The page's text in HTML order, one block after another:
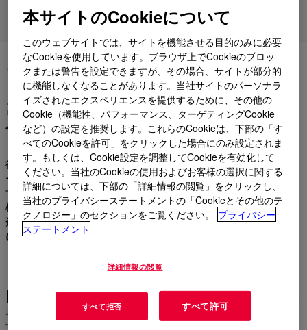
各種サポート
プラスチックのリサイクルに
おける高品質洗浄の意味を再
定義する
循環型経済への移行を可能にするために、廃棄物バリューチェ
ーンでは、リサイクル製品の品質と一貫性の向上が要求されま
す。EVOWASH™ メカニカルリサイクル補助剤は、優れた PCR
樹脂を提供するよう設計された、業界トップクラスの幅広い洗
剤および消泡剤です。つまり、最強の品質基準を満たすため
に、リサイクル製品の水準を上げるということです。
EVOWASH™ 機械リサイクル補助装
置
本サイトのCookieについて
このウェブサイトでは、サイトを機能させる目的のみに必要
なCookieを使用しています。ブラウザ上でCookieのブロッ
クまたは警告を設定できますが、その場合、サイトが部分的
に機能しなくなることがあります。当社サイトのパーソナラ
イズされたエクスペリエンスを提供するために、その他の
Cookie（機能性、パフォーマンス、ターゲティングCookie
など）の設定を推奨します。これらのCookieは、下部の「す
べてのCookieを許可」をクリックした場合にのみ設定されま
す。もしくは、Cookie設定を調整してCookieを有効化して
ください。当社のCookieの使用およびお客様の選択に関する
詳細については、下部の「詳細情報の閲覧」をクリックし、
当社のプライバシーステートメントの「Cookieとその他のテ
クノロジー」のセクションをご覧ください。
プライバシー
ステートメント
詳細情報の閲覧
すべて拒否 すべて許可